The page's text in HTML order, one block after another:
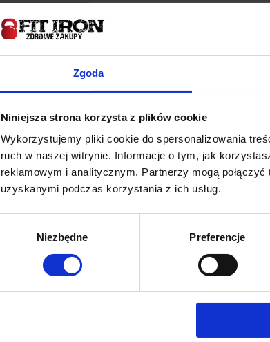
Zgoda
Niniejsza strona korzysta z plików cookie
Wykorzystujemy pliki cookie do spersonalizowania
ruch w naszej witrynie. Informacje o tym, jak
reklamowym i analitycznym. Partnerzy mogą
uzyskanymi podczas korzystania z ich usług.
Niezbędne Preferencje
SKLEP ZDROWA
Dodano: